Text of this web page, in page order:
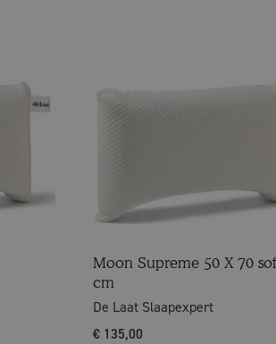
Moon Supreme 50 X 70
cm
De Laat Slaapexpert
€135,00